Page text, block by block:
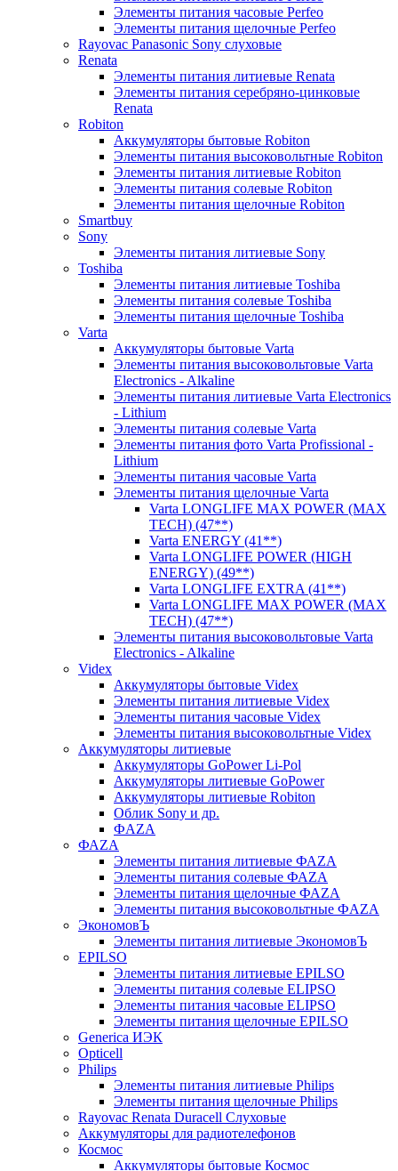
Элементы питания часовые Perfeo
Элементы питания щелочные Perfeo
Rayovac Panasonic Sony слуховые
Renata
Элементы питания литиевые Renata
Элементы питания серебряно-цинковые
Renata
Robiton
Аккумуляторы бытовые Robiton
Элементы питания высоковольтные Robiton
Элементы питания литиевые Robiton
Элементы питания солевые Robiton
Элементы питания щелочные Robiton
Smartbuy
Sony
Элементы питания литиевые Sony
Toshiba
Элементы питания литиевые Toshiba
Элементы питания солевые Toshiba
Элементы питания щелочные Toshiba
Varta
Аккумуляторы бытовые Varta
Элементы питания высоковольтовые Varta
Electronics - Alkaline
Элементы питания литиевые Varta Electronics
- Lithium
Элементы питания солевые Varta
Элементы питания фото Varta Profissional -
Lithium
Элементы питания часовые Varta
Элементы питания щелочные Varta
Varta LONGLIFE MAX POWER (MAX
TECH) (47**)
Varta ENERGY (41**)
Varta LONGLIFE POWER (HIGH
ENERGY) (49**)
Varta LONGLIFE EXTRA (41**)
Varta LONGLIFE MAX POWER (MAX
TECH) (47**)
Элементы питания высоковольтовые Varta
Electronics - Alkaline
Videx
Аккумуляторы бытовые Videx
Элементы питания литиевые Videx
Элементы питания часовые Videx
Элементы питания высоковольтные Videx
Аккумуляторы литиевые
Аккумуляторы GoPower Li-Pol
Аккумуляторы литиевые GoPower
Аккумуляторы литиевые Robiton
Облик Sony и др.
ФAZA
ФАZA
Элементы питания литиевые ФАZА
Элементы питания солевые ФАZА
Элементы питания щелочные ФАZА
Элементы питания высоковольтные ФAZA
ЭкономовЪ
Элементы питания литиевые ЭкономовЪ
EPILSO
Элементы питания литиевые EPILSO
Элементы питания солевые ELIPSO
Элементы питания часовые ELIPSO
Элементы питания щелочные EPILSO
Generica ИЭК
Opticell
Philips
Элементы питания литиевые Philips
Элементы питания щелочные Philips
Rayovac Renata Duracell Слуховые
Аккумуляторы для радиотелефонов
Космос
Аккумуляторы бытовые Космос